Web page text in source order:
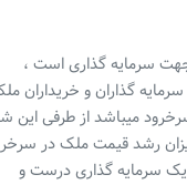
سرمایه گذاری است ،
گذاران و خریداران
میباشد از طرفی این
رشد قیمت ملک در
سرمایه گذاری درست و